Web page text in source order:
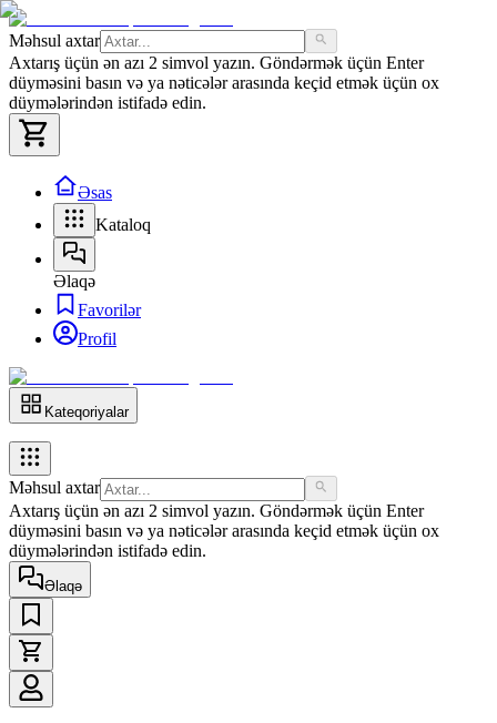
Məhsul axtar
Axtarış üçün ən azı 2 simvol yazın. Göndərmək üçün Enter
düyməsini basın və ya nəticələr arasında keçid etmək üçün ox
düymələrindən istifadə edin.
Əsas
Kataloq
Əlaqə
Favorilər
Profil
Kateqoriyalar
Məhsul axtar
Axtarış üçün ən azı 2 simvol yazın. Göndərmək üçün Enter
düyməsini basın və ya nəticələr arasında keçid etmək üçün ox
düymələrindən istifadə edin.
Əlaqə